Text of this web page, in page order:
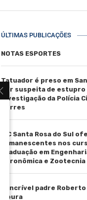
ÚLTIMAS PUBLICAÇÕES
NOTAS ESPORTES
Tatuador é preso em
por suspeita de estupro
investigação da Polícia
Torres
IFC Santa Rosa do Sul
remanescentes nos
graduação em
Agronômica e Zootecnia
O incrível padre
Moura